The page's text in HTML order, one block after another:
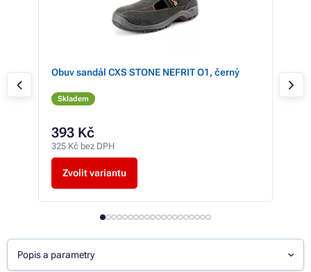
Obuv sandál CXS STONE NEFRIT O1, černý
Skladem
393 Kč
325 Kč bez DPH
Zvolit variantu
Popis a parametry